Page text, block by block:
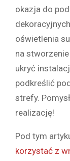
okazja do
oświetlenia
na
ukryć
podkreślić
strefy.
realizację!
Pod tym
korzystać z